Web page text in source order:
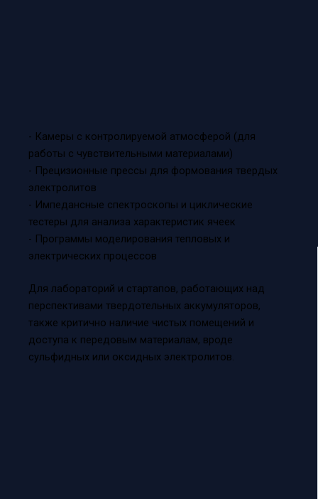
- Камеры с контролируемой атмосферой (для
работы с чувствительными материалами)
- Прецизионные прессы для формования твердых
электролитов
- Импедансные спектроскопы и циклические
тестеры для анализа характеристик ячеек
- Программы моделирования тепловых и
электрических процессов
Для лабораторий и стартапов, работающих над
перспективами твердотельных аккумуляторов,
также критично наличие чистых помещений и
доступа к передовым материалам, вроде
сульфидных или оксидных электролитов.